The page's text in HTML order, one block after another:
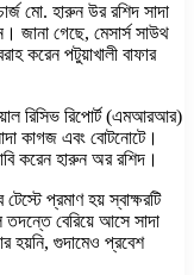
মো. হারুন উর রশিদ সাদা
জানা গেছে, মেসার্স সাউথ
করেন পটুয়াখালী বাফার
রিসিভ রিপোর্ট (এমআরআর)
কাগজ এবং বোটনোটে।
করেন হারুন অর রশিদ।
প্রমাণ হয় স্বাক্ষরটি
তদন্তে বেরিয়ে আসে সাদা
হয়নি, গুদামেও প্রবেশ